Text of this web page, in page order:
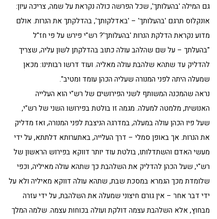
גם המילה 'בהעלותך', שכל הפרשה כולה נקראת על שמה, צריכה עיון:
אונקלוס תרגם 'בהעלותך' – 'באדלקותך', בהדלקתך את הנרות. אולם
מדוע נקראת הדלקת הנרות 'בהעלותך'? רש"י פירש על פי חז"ל
"בהעלתך – על שם שהלהב עולה כתוב בהדלקתן לשון עליה, שצריך
להדליק עד שתהא שלהבת עולה מאליה. ועוד דרשו רבותינו: מכאן
שמעלה היתה לפני המנורה שעליה הכהן עומד ומטיב".
נראה שהמכנה המשותף לשני הפירושים של רש"י הוא העלייה
האנושית, מלמטה למעלה. מגמה זו בולטת בפירושו השני של רש"י,
שעל פיו הכהן עולה במעלה, במדרגה הניצבת לפני המנורה, ואז מדליק
את הנרות. אך באופן סמלי – דרך העלייה, באתערותא דלתתא, על ידי
מעשי האדם והשתדלותו, בולטת עוד יותר דווקא בפירוש הראשון של
רש"י, שעל הכהן להדליק את השלהבת כך שתהא עולה מאיליה, וכפי
שלומדת מכך הגמרא במסכת שבת, שתהא עולה דווקא מאיליה ולא על
ידי דבר אחר – אין גורם חיצוני שמעלה את השלהבת, על ידי עזרה
מבחוץ, אלא השלהבת עצמה דולקת ועולה בכוחות עצמה. שלמה המלך